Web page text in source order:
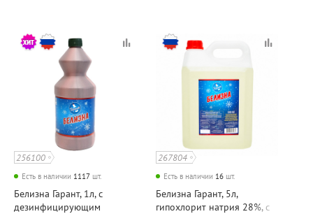
256100
Есть в наличии 1117 шт.
Белизна Гарант, 1л, с
дезинфицирующим
267804
Есть в наличии 16 шт.
Белизна Гарант, 5л,
гипохлорит натрия 28%, с